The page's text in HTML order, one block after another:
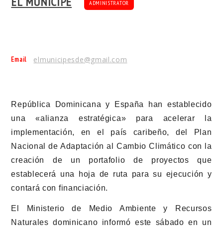
ADMINISTRATOR
Email elmunicipesde@gmail.com
República Dominicana y España han establecido
una «alianza estratégica» para acelerar la
implementación, en el país caribeño, del Plan
Nacional de Adaptación al Cambio Climático con la
creación de un portafolio de proyectos que
establecerá una hoja de ruta para su ejecución y
contará con financiación.
El Ministerio de Medio Ambiente y Recursos
Naturales dominicano informó este sábado en un